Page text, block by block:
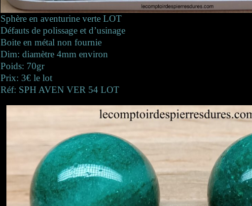
Sphère en aventurine verte LOT
Défauts de polissage et d’usinage
Boite en métal non fournie
Dim: diamètre 4mm environ
Poids: 70gr
Prix: 3€ le lot
Réf: SPH AVEN VER 54 LOT